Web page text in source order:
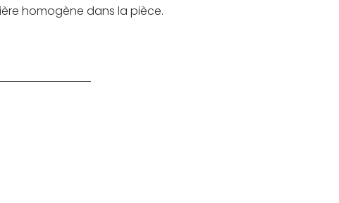
homogène dans la pièce.